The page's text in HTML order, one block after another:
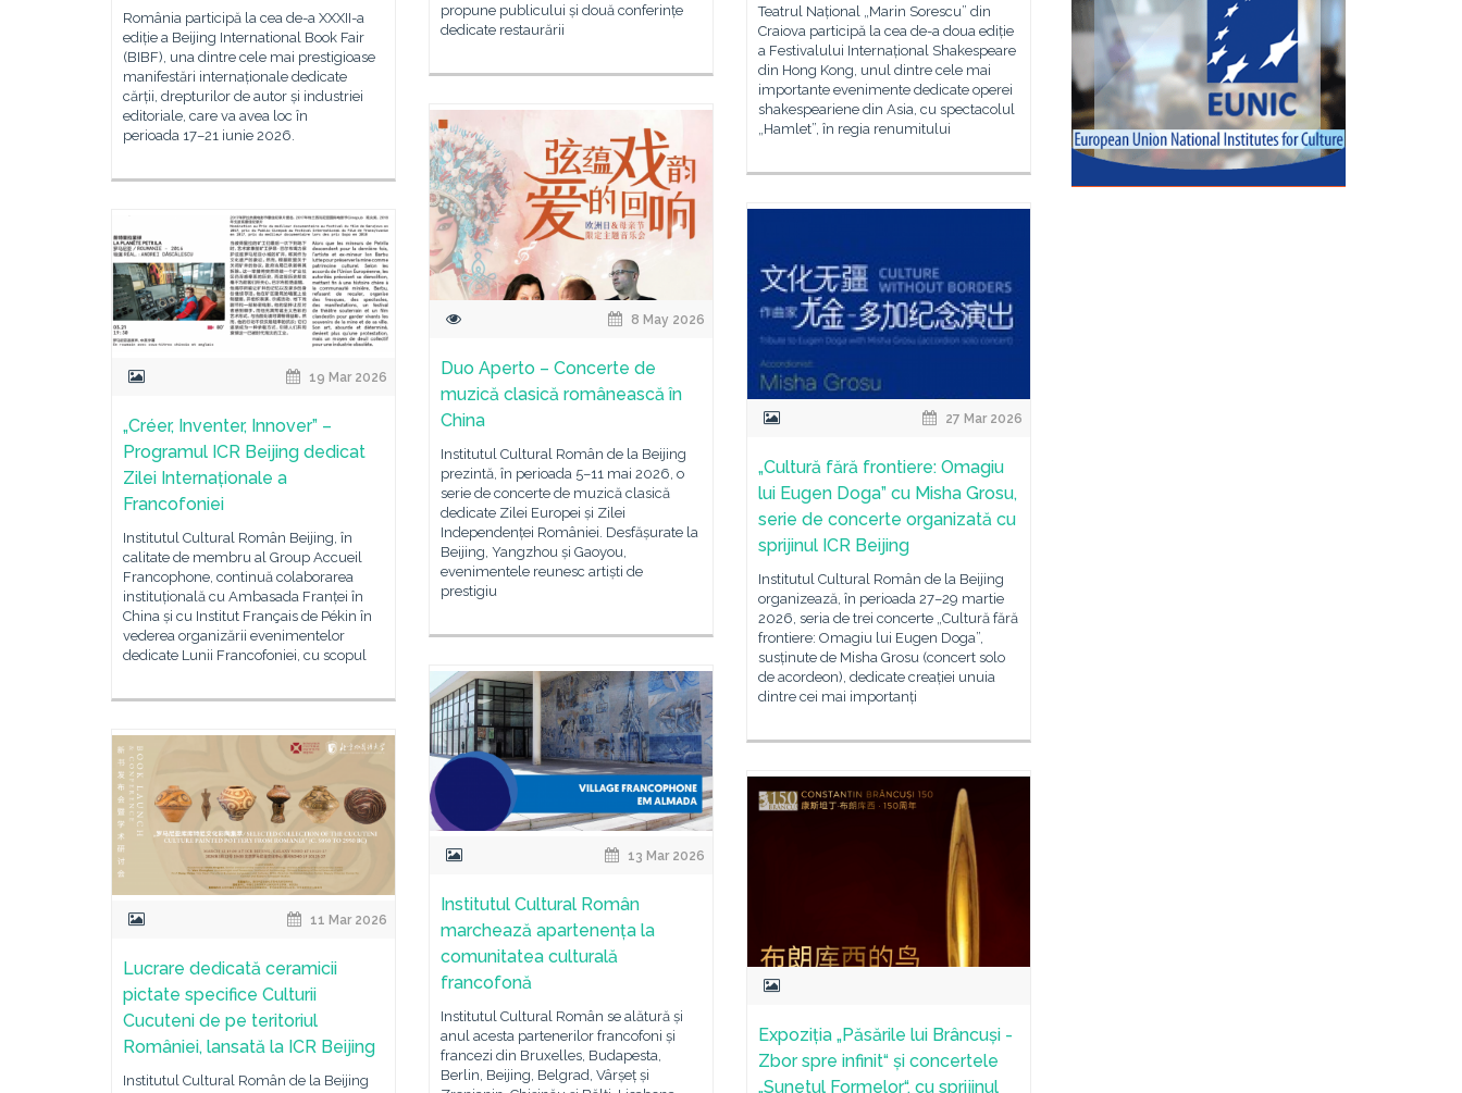
România participă la cea de-a XXXII-a
ediție a Beijing International Book Fair
(BIBF), una dintre cele mai prestigioase
manifestări internaționale dedicate
cărții, drepturilor de autor și industriei
editoriale, care va avea loc în
perioada 17–21 iunie 2026.
Teatrul Național „Marin Sorescu” din
Craiova participă la cea de-a doua ediție
a Festivalului Internațional Shakespeare
din Hong Kong, unul dintre cele mai
importante evenimente dedicate operei
shakespeariene din Asia, cu spectacolul
„Hamlet”, în regia renumitului
propune publicului și două conferințe
dedicate restaurării
8 May 2026
Duo Aperto – Concerte de
muzică clasică românească în
China
Institutul Cultural Român de la Beijing
prezintă, în perioada 5–11 mai 2026, o
serie de concerte de muzică clasică
dedicate Zilei Europei și Zilei
Independenței României. Desfășurate la
Beijing, Yangzhou și Gaoyou,
evenimentele reunesc artiști de
prestigiu
27 Mar 2026
„Cultură fără frontiere: Omagiu
lui Eugen Doga” cu Misha Grosu,
serie de concerte organizată cu
sprijinul ICR Beijing
Institutul Cultural Român de la Beijing
organizează, în perioada 27–29 martie
2026, seria de trei concerte „Cultură fără
frontiere: Omagiu lui Eugen Doga”,
susținute de Misha Grosu (concert solo
de acordeon), dedicate creației unuia
dintre cei mai importanți
19 Mar 2026
„Créer, Inventer, Innover” –
Programul ICR Beijing dedicat
Zilei Internaționale a
Francofoniei
Institutul Cultural Român Beijing, în
calitate de membru al Group Accueil
Francophone, continuă colaborarea
instituțională cu Ambasada Franței în
China și cu Institut Français de Pékin în
vederea organizării evenimentelor
dedicate Lunii Francofoniei, cu scopul
13 Mar 2026
Institutul Cultural Român
marchează apartenența la
comunitatea culturală
francofonă
Institutul Cultural Român se alătură și
anul acesta partenerilor francofoni și
francezi din Bruxelles, Budapesta,
Berlin, Beijing, Belgrad, Vârșeț și
11 Mar 2026
Lucrare dedicată ceramicii
pictate specifice Culturii
Cucuteni de pe teritoriul
României, lansată la ICR Beijing
Institutul Cultural Român de la Beijing
Expoziția „Păsările lui Brâncuși -
Zbor spre infinit“ și concertele
„Sunetul Formelor“, cu sprijinul